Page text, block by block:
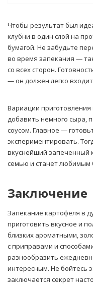
Чтобы результат был
клубни в один слой на
бумагой. Не забудьте
во время запекания —
со всех сторон.
— он должен легко
Вариации приготовления
добавить немного сыра,
соусом. Главное —
экспериментировать.
вкуснейший запеченный
семью и станет
Заключение
Запекание картофеля в
приготовить вкусное и
близких ароматными,
с приправами и
разнообразить
интересным. Не бойтесь
заключается секрет